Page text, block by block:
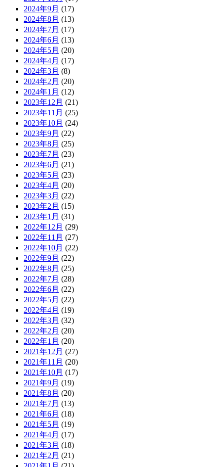
2024年9月 (17)
2024年8月 (13)
2024年7月 (17)
2024年6月 (13)
2024年5月 (20)
2024年4月 (17)
2024年3月 (8)
2024年2月 (20)
2024年1月 (12)
2023年12月 (21)
2023年11月 (25)
2023年10月 (24)
2023年9月 (22)
2023年8月 (25)
2023年7月 (23)
2023年6月 (21)
2023年5月 (23)
2023年4月 (20)
2023年3月 (22)
2023年2月 (15)
2023年1月 (31)
2022年12月 (29)
2022年11月 (27)
2022年10月 (22)
2022年9月 (22)
2022年8月 (25)
2022年7月 (28)
2022年6月 (22)
2022年5月 (22)
2022年4月 (19)
2022年3月 (32)
2022年2月 (20)
2022年1月 (20)
2021年12月 (27)
2021年11月 (20)
2021年10月 (17)
2021年9月 (19)
2021年8月 (20)
2021年7月 (13)
2021年6月 (18)
2021年5月 (19)
2021年4月 (17)
2021年3月 (18)
2021年2月 (21)